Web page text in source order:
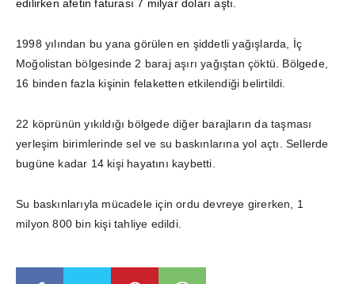
edilirken afetin faturası 7 milyar doları aştı.
1998 yılından bu yana görülen en şiddetli yağışlarda, İç
Moğolistan bölgesinde 2 baraj aşırı yağıştan çöktü. Bölgede,
16 binden fazla kişinin felaketten etkilendiği belirtildi.
22 köprünün yıkıldığı bölgede diğer barajların da taşması
yerleşim birimlerinde sel ve su baskınlarına yol açtı. Sellerde
bugüne kadar 14 kişi hayatını kaybetti.
Su baskınlarıyla mücadele için ordu devreye girerken, 1
milyon 800 bin kişi tahliye edildi.